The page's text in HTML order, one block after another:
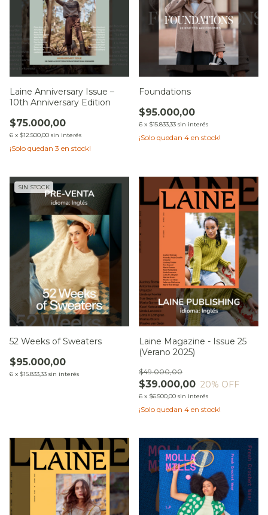
Laine Anniversary Issue –
10th Anniversary Edition
$75.000,00
6 x $12.500,00 sin interés
¡Solo quedan 3 en stock!
Foundations
$95.000,00
6 x $15.833,33 sin interés
¡Solo quedan 4 en stock!
SIN STOCK
52 Weeks of Sweaters
$95.000,00
6 x $15.833,33 sin interés
Laine Magazine - Issue 25
(Verano 2025)
$39.000,00
$49.000,00
20% OFF
6 x $6.500,00 sin interés
¡Solo quedan 4 en stock!